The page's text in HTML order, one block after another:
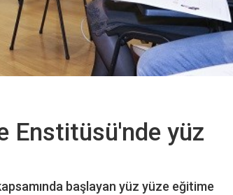
Enstitüsü'nde yüz
başlayan yüz yüze eğitime